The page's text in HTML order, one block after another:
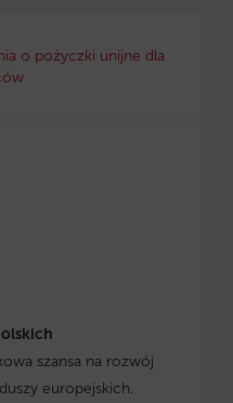
o pożyczki unijne dla
szansa na rozwój
europejskich.